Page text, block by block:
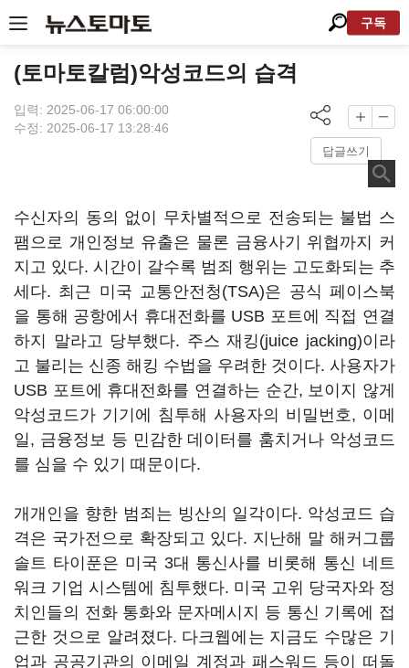
구독
(토마토칼럼)악성코드의 습격
입력: 2025-06-17 06:00:00
수정: 2025-06-17 13:28:46
답글쓰기
수신자의 동의 없이 무차별적으로 전송되는 불법 스
팸으로 개인정보 유출은 물론 금융사기 위협까지 커
지고 있다. 시간이 갈수록 범죄 행위는 고도화되는 추
세다. 최근 미국 교통안전청(TSA)은 공식 페이스북
을 통해 공항에서 휴대전화를 USB 포트에 직접 연결
하지 말라고 당부했다. 주스 재킹(juice jacking)이라
고 불리는 신종 해킹 수법을 우려한 것이다. 사용자가
USB 포트에 휴대전화를 연결하는 순간, 보이지 않게
악성코드가 기기에 침투해 사용자의 비밀번호, 이메
일, 금융정보 등 민감한 데이터를 훔치거나 악성코드
를 심을 수 있기 때문이다.
개개인을 향한 범죄는 빙산의 일각이다. 악성코드 습
격은 국가전으로 확장되고 있다. 지난해 말 해커그룹
솔트 타이푼은 미국 3대 통신사를 비롯해 통신 네트
워크 기업 시스템에 침투했다. 미국 고위 당국자와 정
치인들의 전화 통화와 문자메시지 등 통신 기록에 접
근한 것으로 알려졌다. 다크웹에는 지금도 수많은 기
업과 공공기관의 이메일 계정과 패스워드 등이 떠돌